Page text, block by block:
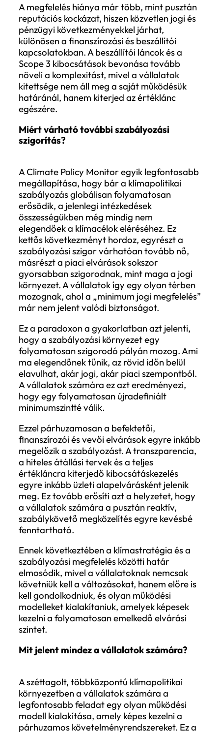
Miért válik stratégiai kérdéssé az ESG
megfelelés?
A szabályozási fragmentáció közvetlen
következménye, hogy a megfelelés
alapvetően megváltozik. A
egyre részletesebb és gyorsabban
folyamatos alkalmazkodási képesség
gyakorlatban ez azt jelenti, hogy a
szabályozásokat, képesnek kell lenniük
gyors integrálására a működésükbe, az
adatgyűjtéstől kezdve a riportáláson át
egészen a beruházási döntésekig. A
megfelelés így közvetlenül hat a
költségstruktúrára, a belső folyamatokra
a vezetői döntéshozatalra is, vagyis
inkább operatív és stratégiai kérdéssé
Hasonlót láttunk a fenntarthatósági
riporting területen, ahol a korábban
önkéntes ESG-jelentések ma már
válnak, amelyek a pénzügyi jelentésekhez
hasonló precizitást igényelnek. Ez új
adatstruktúrákat, erősebb belső
és a pénzügyi tervezéssel integrált
döntéstámogatási folyamatokat tesz
szükségessé.
A megfelelés hiánya már több, mint
reputációs kockázat, hiszen közvetlen jogi
pénzügyi következményekkel járhat,
különösen a finanszírozási és beszállítói
kapcsolatokban. A beszállítói láncok és a
Scope 3 kibocsátások bevonása tovább
növeli a komplexitást, mivel a vállalatok
kitettsége nem áll meg a saját működésük
határánál, hanem kiterjed az értéklánc
egészére.
Miért várható további szabályozási
szigorítás?
A Climate Policy Monitor egyik
megállapítása, hogy bár a klímapolitikai
szabályozás globálisan folyamatosan
erősödik, a jelenlegi intézkedések
elegendőek a klímacélok eléréséhez. Ez
kettős következményt hordoz, egyrészt a
szabályozási szigor várhatóan tovább
másrészt a piaci elvárások sokszor